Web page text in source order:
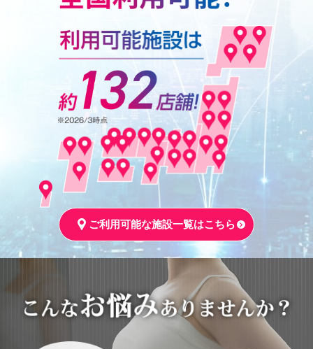
ご利用可能な施設一覧はこちら